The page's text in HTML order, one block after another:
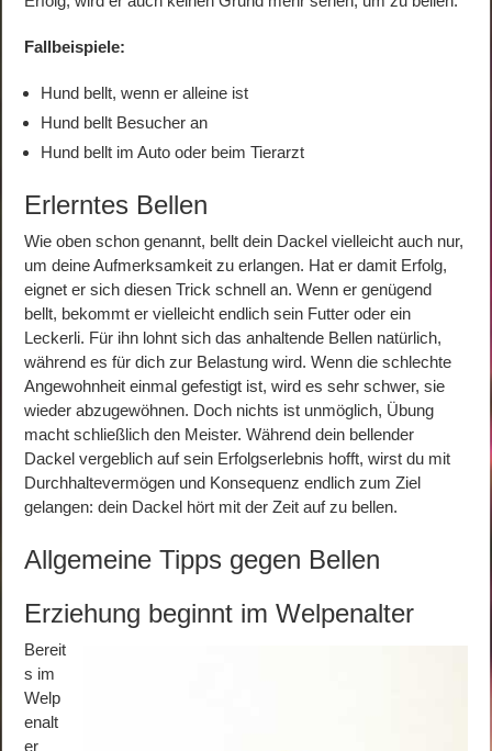
Fallbeispiele:
Hund bellt, wenn er alleine ist
Hund bellt Besucher an
Hund bellt im Auto oder beim Tierarzt
Erlerntes Bellen
Wie oben schon genannt, bellt dein Dackel vielleicht auch nur,
um deine Aufmerksamkeit zu erlangen. Hat er damit Erfolg,
eignet er sich diesen Trick schnell an. Wenn er genügend
bellt, bekommt er vielleicht endlich sein Futter oder ein
Leckerli. Für ihn lohnt sich das anhaltende Bellen natürlich,
während es für dich zur Belastung wird. Wenn die schlechte
Angewohnheit einmal gefestigt ist, wird es sehr schwer, sie
wieder abzugewöhnen. Doch nichts ist unmöglich, Übung
macht schließlich den Meister. Während dein bellender
Dackel vergeblich auf sein Erfolgserlebnis hofft, wirst du mit
Durchhaltevermögen und Konsequenz endlich zum Ziel
gelangen: dein Dackel hört mit der Zeit auf zu bellen.
Allgemeine Tipps gegen Bellen
Erziehung beginnt im Welpenalter
Bereit
s im
Welp
enalt
er